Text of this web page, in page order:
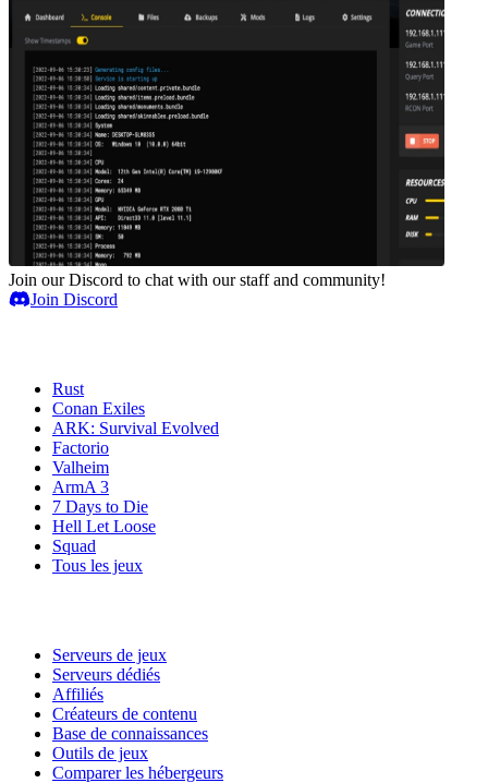
Join our Discord to chat with our staff and community!
Join Discord
Rust
Conan Exiles
ARK: Survival Evolved
Factorio
Valheim
ArmA 3
7 Days to Die
Hell Let Loose
Squad
Tous les jeux
Serveurs de jeux
Serveurs dédiés
Affiliés
Créateurs de contenu
Base de connaissances
Outils de jeux
Comparer les hébergeurs